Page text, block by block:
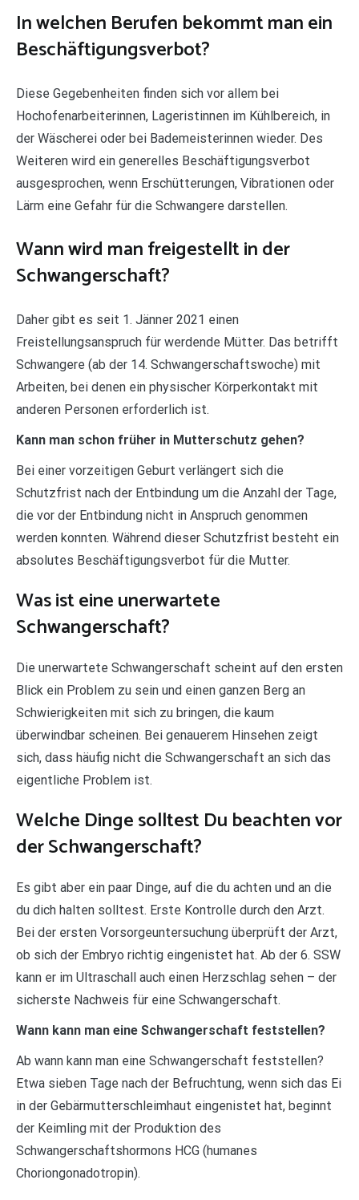
In welchen Berufen bekommt man ein
Beschäftigungsverbot?
Diese Gegebenheiten finden sich vor allem bei
Hochofenarbeiterinnen, Lageristinnen im Kühlbereich, in
der Wäscherei oder bei Bademeisterinnen wieder. Des
Weiteren wird ein generelles Beschäftigungsverbot
ausgesprochen, wenn Erschütterungen, Vibrationen oder
Lärm eine Gefahr für die Schwangere darstellen.
Wann wird man freigestellt in der
Schwangerschaft?
Daher gibt es seit 1. Jänner 2021 einen
Freistellungsanspruch für werdende Mütter. Das betrifft
Schwangere (ab der 14. Schwangerschaftswoche) mit
Arbeiten, bei denen ein physischer Körperkontakt mit
anderen Personen erforderlich ist.
Kann man schon früher in Mutterschutz gehen?
Bei einer vorzeitigen Geburt verlängert sich die
Schutzfrist nach der Entbindung um die Anzahl der Tage,
die vor der Entbindung nicht in Anspruch genommen
werden konnten. Während dieser Schutzfrist besteht ein
absolutes Beschäftigungsverbot für die Mutter.
Was ist eine unerwartete
Schwangerschaft?
Die unerwartete Schwangerschaft scheint auf den ersten
Blick ein Problem zu sein und einen ganzen Berg an
Schwierigkeiten mit sich zu bringen, die kaum
überwindbar scheinen. Bei genauerem Hinsehen zeigt
sich, dass häufig nicht die Schwangerschaft an sich das
eigentliche Problem ist.
Welche Dinge solltest Du beachten vor
der Schwangerschaft?
Es gibt aber ein paar Dinge, auf die du achten und an die
du dich halten solltest. Erste Kontrolle durch den Arzt.
Bei der ersten Vorsorgeuntersuchung überprüft der Arzt,
ob sich der Embryo richtig eingenistet hat. Ab der 6. SSW
kann er im Ultraschall auch einen Herzschlag sehen – der
sicherste Nachweis für eine Schwangerschaft.
Wann kann man eine Schwangerschaft feststellen?
Ab wann kann man eine Schwangerschaft feststellen?
Etwa sieben Tage nach der Befruchtung, wenn sich das Ei
in der Gebärmutterschleimhaut eingenistet hat, beginnt
der Keimling mit der Produktion des
Schwangerschaftshormons HCG (humanes
Choriongonadotropin).